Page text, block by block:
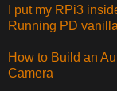
I put my RPi3
Running PD
How to Build an
Camera